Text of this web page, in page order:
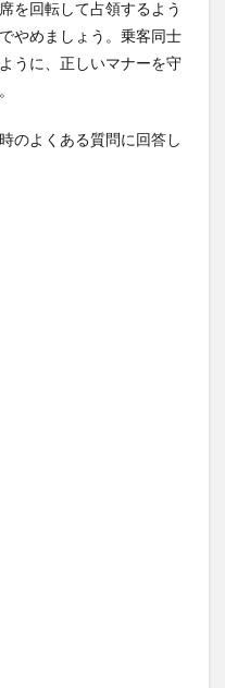
を回転して占領するよう
やめましょう。乗客同士
うに、正しいマナーを守
のよくある質問に回答し